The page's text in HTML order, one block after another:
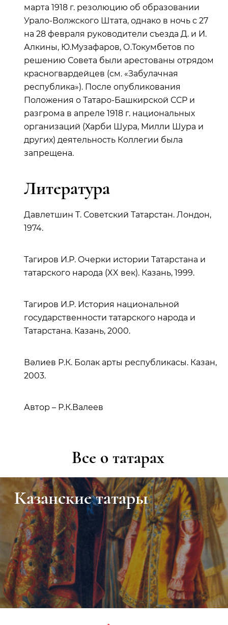
марта 1918 г. резолюцию об образовании
Урало-Волжского Штата, однако в ночь с 27
на 28 февраля руководители съезда Д. и И.
Алкины, Ю.Музафаров, О.Токумбетов по
решению Совета были арестованы отрядом
красногвардейцев (см. «Забулачная
республика»). После опубликования
Положения о Татаро-Башкирской ССР и
разгрома в апреле 1918 г. национальных
организаций (Харби Шура, Милли Шура и
других) деятельность Коллегии была
запрещена.
Литература
Давлетшин Т. Советский Татарстан. Лондон,
1974.
Тагиров И.Р. Очерки истории Татарстана и
татарского народа (XX век). Казань, 1999.
Тагиров И.Р. История национальной
государственности татарского народа и
Татарстана. Казань, 2000.
Вәлиев Р.К. Болак арты республикасы. Казан,
2003.
Автор – Р.К.Валеев
Все о татарах
Казанские татары